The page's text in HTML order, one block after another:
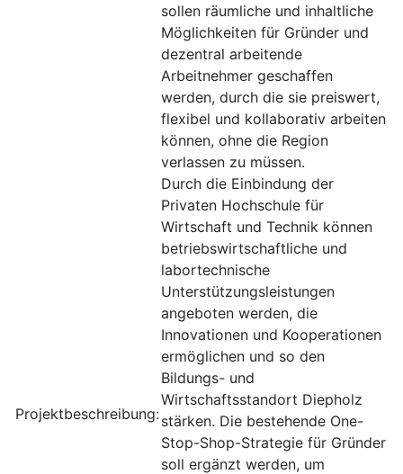
Projektbeschreibung:
sollen räumliche und inhaltliche
Möglichkeiten für Gründer und
dezentral arbeitende
Arbeitnehmer geschaffen
werden, durch die sie preiswert,
flexibel und kollaborativ arbeiten
können, ohne die Region
verlassen zu müssen.
Durch die Einbindung der
Privaten Hochschule für
Wirtschaft und Technik können
betriebswirtschaftliche und
labortechnische
Unterstützungsleistungen
angeboten werden, die
Innovationen und Kooperationen
ermöglichen und so den
Bildungs- und
Wirtschaftsstandort Diepholz
stärken. Die bestehende One-
Stop-Shop-Strategie für Gründer
soll ergänzt werden, um